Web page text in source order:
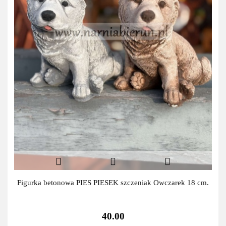
Figurka betonowa PIES PIESEK szczeniak Owczarek 18 cm.
40.00